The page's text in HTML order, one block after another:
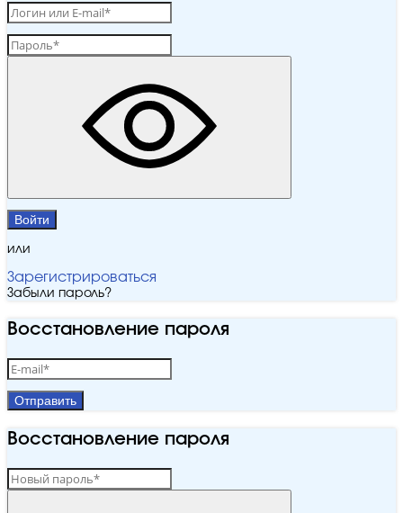
Войти
или
Зарегистрироваться
Забыли пароль?
Восстановление пароля
Отправить
Восстановление пароля